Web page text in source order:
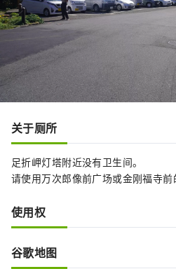
关于厕所
足折岬灯塔附近没有卫生间。
请使用万次郎像前广场或金刚福寺前
使用权
谷歌地图